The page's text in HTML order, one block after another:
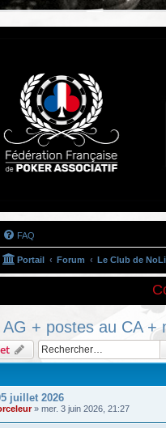
FAQ
Portail Forum Le Club de
AG + postes au CA +
juillet 2026
» mer. 3 juin 2026, 21:27